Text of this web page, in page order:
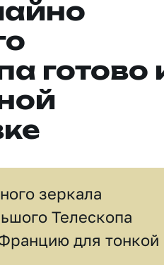
готово
зеркала
Телескопа
для тонкой